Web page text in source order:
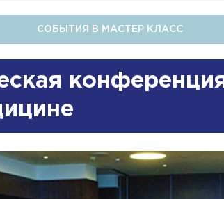
СОБЫТИЯ В МАСТЕР КЛАСС